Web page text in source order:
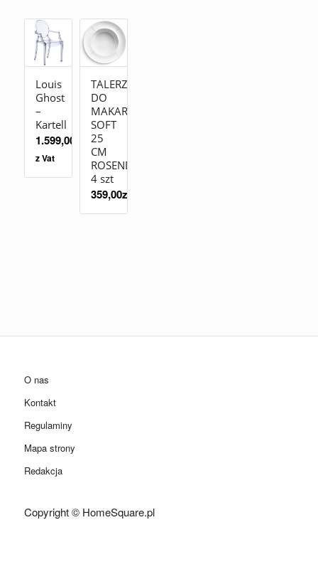
Louis
Ghost
–
Kartell
1.599,00
z Vat
TALERZ
DO
MAKARONU
SOFT
25
CM
ROSENDAHL
4 szt
359,00zł
O nas
Kontakt
Regulaminy
Mapa strony
Redakcja
Copyright © HomeSquare.pl